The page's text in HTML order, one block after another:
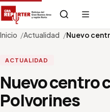
Inicio Actualidad Nuevo
ACTUALIDAD
Nuevo centro
Polvorines